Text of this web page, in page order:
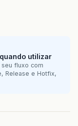
utilizar
seu fluxo com
Release e Hotfix,